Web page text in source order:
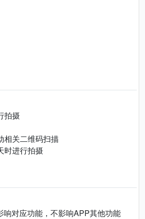
拍摄
相关二维码扫描
时进行拍摄
响对应功能，不影响APP其他功能